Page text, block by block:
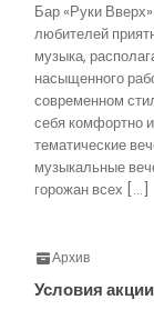
Бар «Руки
любителей
музыка,
насыщенного
современном
себя комфортно
тематические
музыкальные
горожан всех […]
Архив
Условия акции